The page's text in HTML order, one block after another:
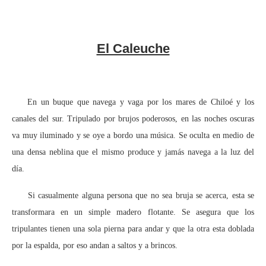
El Caleuche
En un buque que navega y vaga por los mares de Chiloé y los
canales del sur. Tripulado por brujos poderosos, en las noches oscuras
va muy iluminado y se oye a bordo una música. Se oculta en medio de
una densa neblina que el mismo produce y jamás navega a la luz del
día.
Si casualmente alguna persona que no sea bruja se acerca, esta se
transformara en un simple madero flotante. Se asegura que los
tripulantes tienen una sola pierna para andar y que la otra esta doblada
por la espalda, por eso andan a saltos y a brincos.